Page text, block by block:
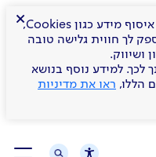
באתר זה נעשה שימוש בטכנולוגיות איסוף מידע כגון Cookies,
לך חווית גלישה טובה
ושיווק.
למידע נוסף בנושא
הללו, ראו את מדיניות
×